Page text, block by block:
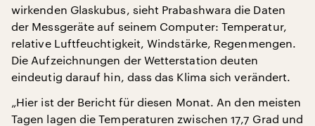
wirkenden Glaskubus, sieht Prabashwara die Daten
der Messgeräte auf seinem Computer: Temperatur,
relative Luftfeuchtigkeit, Windstärke, Regenmengen.
Die Aufzeichnungen der Wetterstation deuten
eindeutig darauf hin, dass das Klima sich verändert.
„Hier ist der Bericht für diesen Monat. An den meisten
Tagen lagen die Temperaturen zwischen 17,7 Grad und